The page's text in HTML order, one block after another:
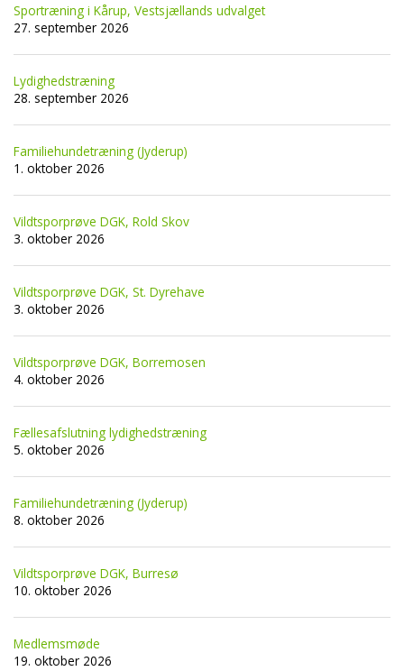
Sportræning i Kårup, Vestsjællands udvalget
27. september 2026
Lydighedstræning
28. september 2026
Familiehundetræning (Jyderup)
1. oktober 2026
Vildtsporprøve DGK, Rold Skov
3. oktober 2026
Vildtsporprøve DGK, St. Dyrehave
3. oktober 2026
Vildtsporprøve DGK, Borremosen
4. oktober 2026
Fællesafslutning lydighedstræning
5. oktober 2026
Familiehundetræning (Jyderup)
8. oktober 2026
Vildtsporprøve DGK, Burresø
10. oktober 2026
Medlemsmøde
19. oktober 2026